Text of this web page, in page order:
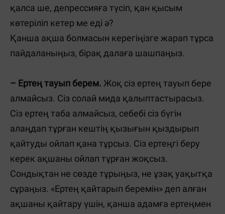
қалса ше, депрессияға түсіп, қан қысым
көтеріліп кетер ме еді ә?
Қанша ақша болмасын керегіңізге жарап тұрса
пайдаланыңыз, бірақ далаға шашпаңыз.
– Ертең тауып берем. Жоқ сіз ертең тауып бере
алмайсыз. Сіз солай мида қалыптастырасыз.
Сіз ертең таба алмайсыз, себебі сіз бүгін
алаңдап тұрған кештің қызығын қыздырып
қайтуды ойлап қана тұрсыз. Сіз ертеңгі беру
керек ақшаны ойлап тұрған жоқсыз.
Сондықтан не сөзде тұрыңыз, не ұзақ уақытқа
сұраңыз. «Ертең қайтарып беремін» деп алған
ақшаны қайтару үшін, қанша адамға ертеңмен